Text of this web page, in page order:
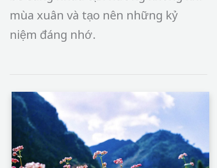
mùa xuân và tạo nên những kỷ
niệm đáng nhớ.
Lễ
hội
hoa
tam
giác
mạch